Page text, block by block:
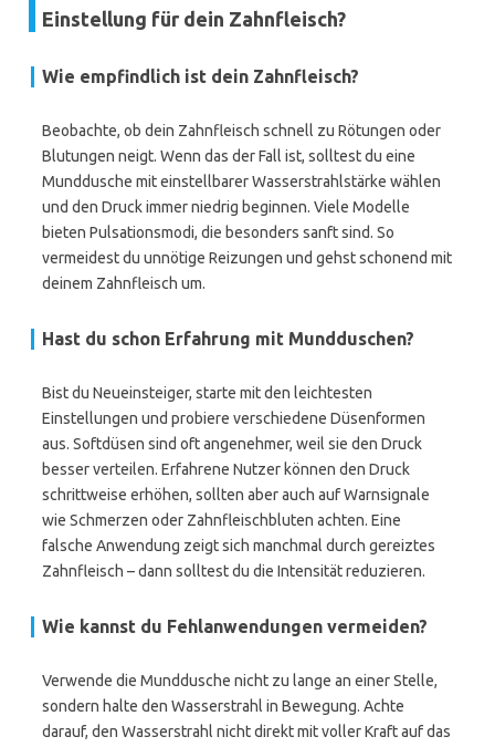
Einstellung für dein Zahnfleisch?
Wie empfindlich ist dein Zahnfleisch?
Beobachte, ob dein Zahnfleisch schnell zu Rötungen oder
Blutungen neigt. Wenn das der Fall ist, solltest du eine
Munddusche mit einstellbarer Wasserstrahlstärke wählen
und den Druck immer niedrig beginnen. Viele Modelle
bieten Pulsationsmodi, die besonders sanft sind. So
vermeidest du unnötige Reizungen und gehst schonend mit
deinem Zahnfleisch um.
Hast du schon Erfahrung mit Mundduschen?
Bist du Neueinsteiger, starte mit den leichtesten
Einstellungen und probiere verschiedene Düsenformen
aus. Softdüsen sind oft angenehmer, weil sie den Druck
besser verteilen. Erfahrene Nutzer können den Druck
schrittweise erhöhen, sollten aber auch auf Warnsignale
wie Schmerzen oder Zahnfleischbluten achten. Eine
falsche Anwendung zeigt sich manchmal durch gereiztes
Zahnfleisch – dann solltest du die Intensität reduzieren.
Wie kannst du Fehlanwendungen vermeiden?
Verwende die Munddusche nicht zu lange an einer Stelle,
sondern halte den Wasserstrahl in Bewegung. Achte
darauf, den Wasserstrahl nicht direkt mit voller Kraft auf das